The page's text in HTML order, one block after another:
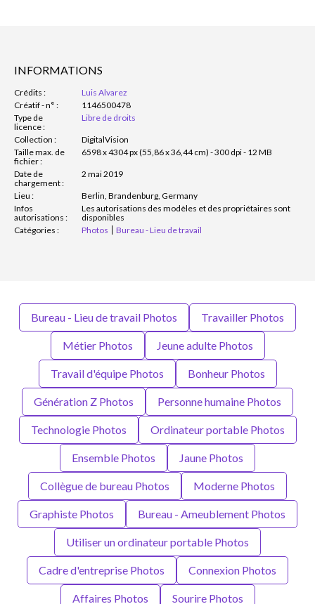
INFORMATIONS
Crédits :
Luis Alvarez
Créatif - n° :
1146500478
Type de
licence :
Libre de droits
Collection :
DigitalVision
Taille max. de
fichier :
6598 x 4304 px (55,86 x 36,44 cm) - 300 dpi - 12 MB
Date de
chargement :
2 mai 2019
Lieu :
Berlin, Brandenburg, Germany
Infos
autorisations :
Les autorisations des modèles et des propriétaires sont
disponibles
Catégories :
Photos Bureau - Lieu de travail
Bureau - Lieu de travail Photos Travailler Photos
Métier Photos Jeune adulte Photos
Travail d'équipe Photos Bonheur Photos
Génération Z Photos Personne humaine Photos
Technologie Photos Ordinateur portable Photos
Ensemble Photos Jaune Photos
Collègue de bureau Photos Moderne Photos
Graphiste Photos Bureau - Ameublement Photos
Utiliser un ordinateur portable Photos
Cadre d'entreprise Photos Connexion Photos
Affaires Photos Sourire Photos